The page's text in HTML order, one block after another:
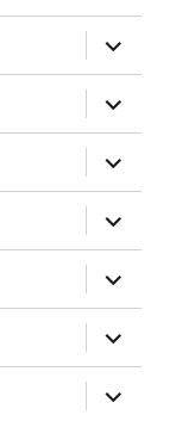
anzeigen
anzeigen
anzeigen
anzeigen
anzeigen
anzeigen
anzeigen